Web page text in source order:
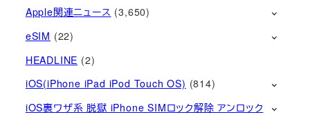
Apple関連ニュース (3,650)
eSIM (22)
HEADLINE (2)
iOS(iPhone iPad iPod Touch OS) (814)
iOS裏ワザ系 脱獄 iPhone SIMロック解除 アンロック